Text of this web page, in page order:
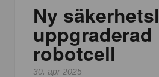
Ny
uppgraderad
robotcell
30. apr 2025